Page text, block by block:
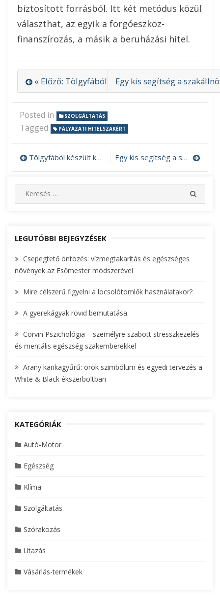
biztosított forrásból. Itt két metódus közül
választhat, az egyik a forgóeszköz-
finanszírozás, a másik a beruházási hitel.
« Előző: Tölgyfából készült kerek étkezőasztal
Egy kis segítség a
Posted in SZOLGÁLTATÁS
Tagged PÁLYÁZATI HITELSZAKÉRT
Bejegyzés
navigáció
Tölgyfából készült kerek étkezőasztal Egy kis segítség a szakállnövesztéshez
e
c
f
o
:
E
LEGUTÓBBI BEJEGYZÉSEK
Csepegtető öntözés: vízmegtakarítás és egészséges
növények az Esőmester módszerével
Mire célszerű figyelni a locsolótömlők használatakor?
A gyerekágyak rövid bemutatása
Corvin Pszichológia – személyre szabott stresszkezelés
és mentális egészség szakemberekkel
Arany karikagyűrű: örök szimbólum és egyedi tervezés a
White & Black ékszerboltban
KATEGÓRIÁK
Autó-Motor
Egészség
Klíma
Szolgáltatás
Szórakozás
Utazás
Vásárlás-termékek